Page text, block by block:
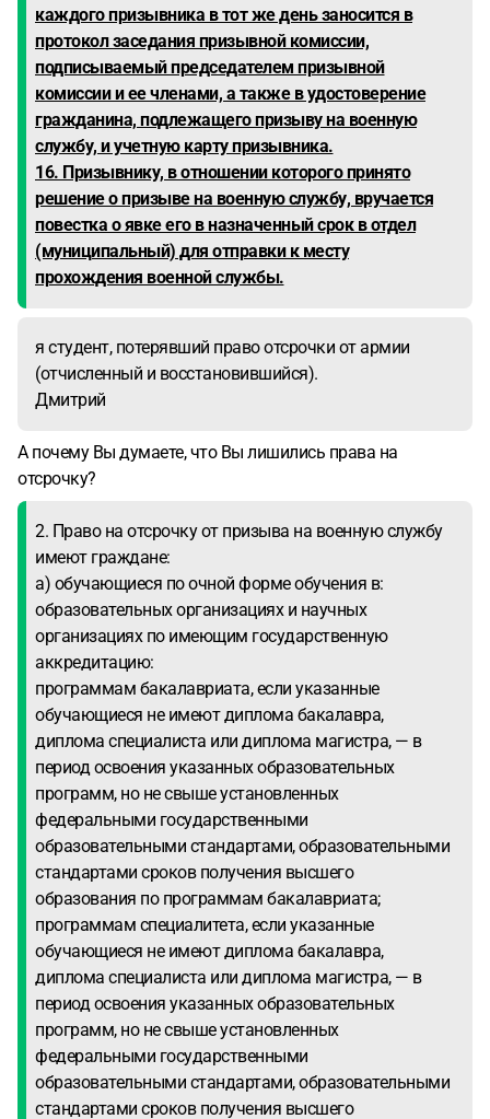
каждого призывника в тот же день заносится в
протокол заседания призывной комиссии,
подписываемый председателем призывной
комиссии и ее членами, а также в удостоверение
гражданина, подлежащего призыву на военную
службу, и учетную карту призывника.
16. Призывнику, в отношении которого принято
решение о призыве на военную службу, вручается
повестка о явке его в назначенный срок в отдел
(муниципальный) для отправки к месту
прохождения военной службы.
я студент, потерявший право отсрочки от армии
(отчисленный и восстановившийся).
Дмитрий
А почему Вы думаете, что Вы лишились права на
отсрочку?
2. Право на отсрочку от призыва на военную службу
имеют граждане:
а) обучающиеся по очной форме обучения в:
образовательных организациях и научных
организациях по имеющим государственную
аккредитацию:
программам бакалавриата, если указанные
обучающиеся не имеют диплома бакалавра,
диплома специалиста или диплома магистра, — в
период освоения указанных образовательных
программ, но не свыше установленных
федеральными государственными
образовательными стандартами, образовательными
стандартами сроков получения высшего
образования по программам бакалавриата;
программам специалитета, если указанные
обучающиеся не имеют диплома бакалавра,
диплома специалиста или диплома магистра, — в
период освоения указанных образовательных
программ, но не свыше установленных
федеральными государственными
образовательными стандартами, образовательными
стандартами сроков получения высшего